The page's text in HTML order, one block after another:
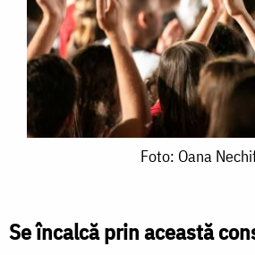
Nechifor
Foto: Oana
Se încalcă prin această